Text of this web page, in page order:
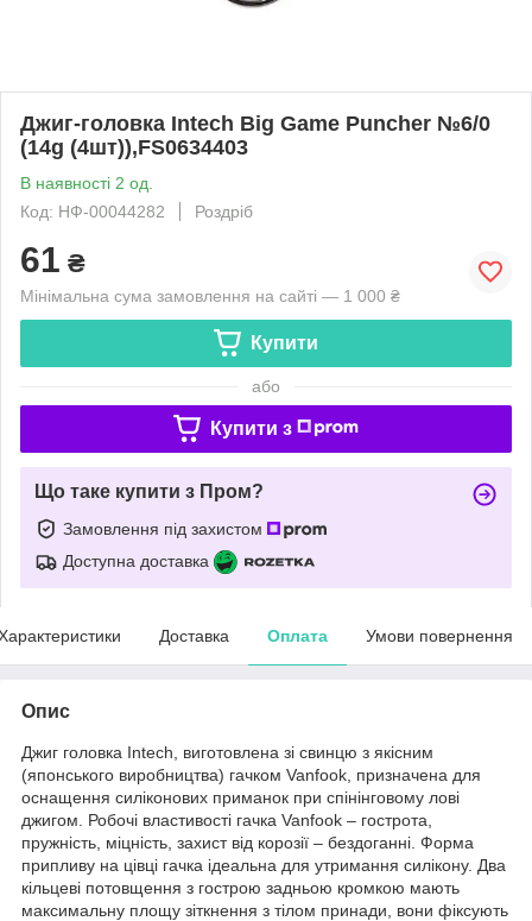
Джиг-головка Intech Big Game Puncher №6/0
(14g (4шт)),FS0634403
В наявності 2 од.
Код: НФ-00044282
Роздріб
61 ₴
Мінімальна сума замовлення на сайті — 1 000 ₴
Купити
або
Купити з
Що таке купити з Пром?
Замовлення під захистом
Доступна доставка
Доставка Оплата Умови повернення
Опис
Джиг головка Intech, виготовлена ​​зі свинцю з якісним
(японського виробництва) гачком Vanfook, призначена для
оснащення силіконових приманок при спінінговому лові
джигом. Робочі властивості гачка Vanfook – гострота,
пружність, міцність, захист від корозії – бездоганні. Форма
припливу на цівці гачка ідеальна для утримання силікону. Два
кільцеві потовщення з гострою задньою кромкою мають
максимальну площу зіткнення з тілом принади, вони фіксують